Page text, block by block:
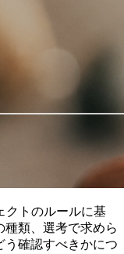
クトのルールに基
類、選考で求めら
う確認すべきかにつ